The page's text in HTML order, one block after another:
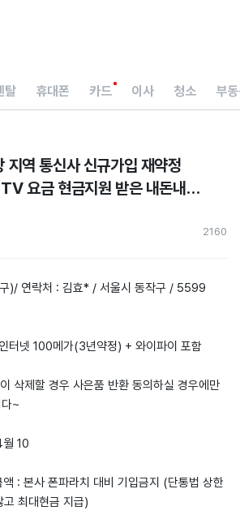
탈 휴대폰 카드 이사 청소 부
지역 통신사 신규가입 재약정
요금 현금지원 받은 내돈내산
2160
)/ 연락처 : 김효* / 서울시 동작구 / 5599
터넷 100메가(3년약정) + 와이파이 포함
삭제할 경우 사은품 반환 동의하실 경우에만
~
10
: 본사 폰파라치 대비 기입금지 (단통법 상한
최대현금 지급)